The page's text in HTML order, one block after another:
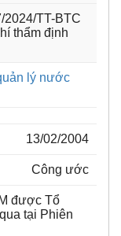
2024/TT-BTC
thẩm định
lý nước
13/02/2004
Công ước
được Tổ
tại Phiên